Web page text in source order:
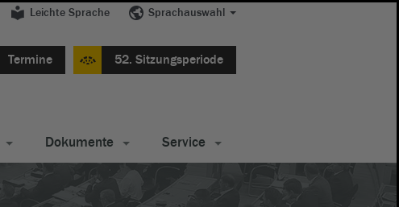
Leichte Sprache Sprachauswahl
Termine 52. Sitzungsperiode
Dokumente Service